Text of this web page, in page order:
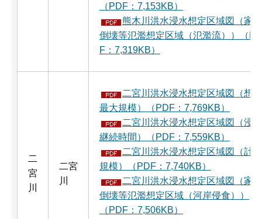
（PDF：7,153KB）
熊木川洪水浸水想定区域図（家屋
倒壊等氾濫想定区域（氾濫流））（PD
F：7,319KB）
二
宮
川
二宮
川
二宮川洪水浸水想定区域図（想定
最大規模）（PDF：7,769KB）
二宮川洪水浸水想定区域図（浸水
継続時間）（PDF：7,559KB）
二宮川洪水浸水想定区域図（計画
規模）（PDF：7,740KB）
二宮川洪水浸水想定区域図（家屋
倒壊等氾濫想定区域（河岸侵食））
（PDF：7,506KB）